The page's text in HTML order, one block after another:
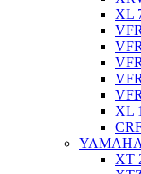
XL
XL
YAMAHA
XT